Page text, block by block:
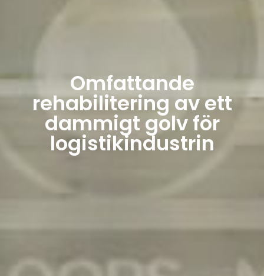
Omfattande
rehabilitering av ett
dammigt golv för
logistikindustrin